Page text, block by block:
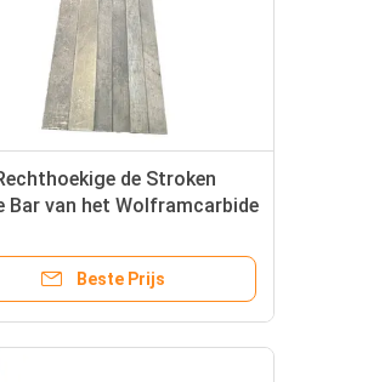
de Stroken
Bar van het Wolframcarbide
Beste Prijs